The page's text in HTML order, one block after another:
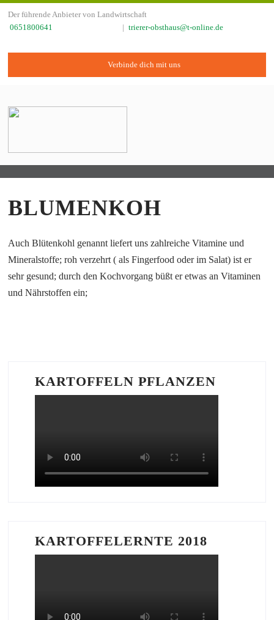
Der führende Anbieter von Landwirtschaft
0651800641
trierer-obsthaus@t-online.de
Verbinde dich mit uns
BLUMENKOH
Auch Blütenkohl genannt liefert uns zahlreiche Vitamine und
Mineralstoffe; roh verzehrt ( als Fingerfood oder im Salat) ist er
sehr gesund; durch den Kochvorgang büßt er etwas an Vitaminen
und Nährstoffen ein;
KARTOFFELN PFLANZEN
KARTOFFELERNTE 2018